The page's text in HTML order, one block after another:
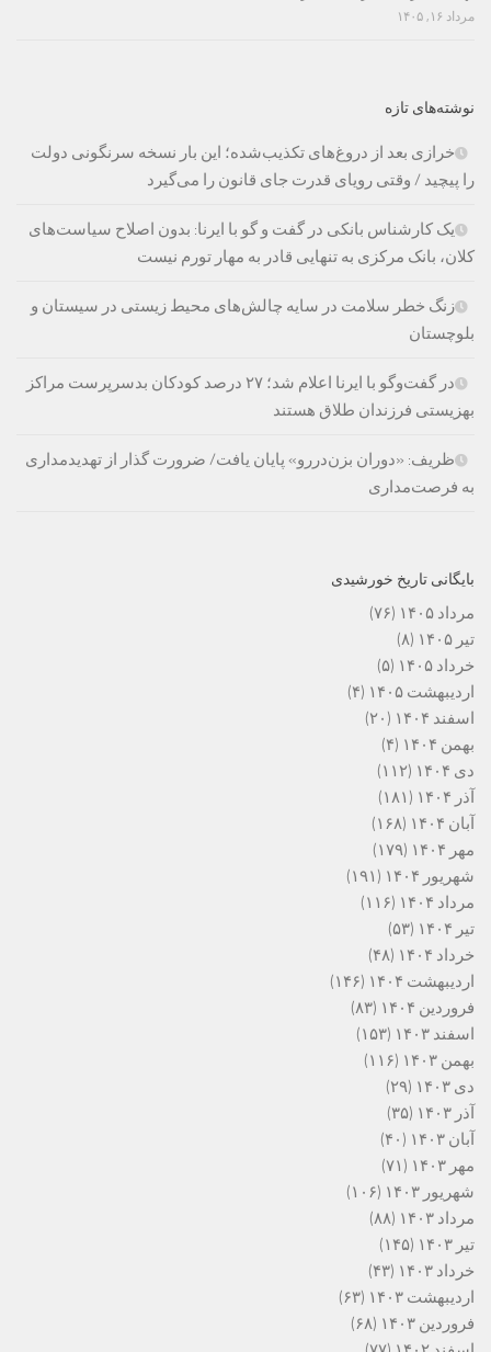
مرداد ۱۶, ۱۴۰۵
نوشته‌های تازه
خرازی بعد از دروغ‌های تکذیب‌شده؛ این بار نسخه سرنگونی دولت
را پیچید / وقتی رویای قدرت جای قانون را می‌گیرد
یک کارشناس بانکی در گفت و گو با ایرنا: بدون اصلاح سیاست‌های
کلان، بانک مرکزی به تنهایی قادر به مهار تورم نیست
زنگ خطر سلامت در سایه چالش‌های محیط زیستی در سیستان و
بلوچستان
در گفت‌وگو با ایرنا اعلام شد؛ ۲۷ درصد کودکان بدسرپرست مراکز
بهزیستی فرزندان طلاق هستند
ظریف: «دوران بزن‌دررو» پایان یافت/ ضرورت گذار از تهدیدمداری
به فرصت‌مداری
بایگانی تاریخ خورشیدی
مرداد ۱۴۰۵
(۷۶)
تیر ۱۴۰۵
(۸)
خرداد ۱۴۰۵
(۵)
اردیبهشت ۱۴۰۵
(۴)
اسفند ۱۴۰۴
(۲۰)
بهمن ۱۴۰۴
(۴)
دی ۱۴۰۴
(۱۱۲)
آذر ۱۴۰۴
(۱۸۱)
آبان ۱۴۰۴
(۱۶۸)
مهر ۱۴۰۴
(۱۷۹)
شهریور ۱۴۰۴
(۱۹۱)
مرداد ۱۴۰۴
(۱۱۶)
تیر ۱۴۰۴
(۵۳)
خرداد ۱۴۰۴
(۴۸)
اردیبهشت ۱۴۰۴
(۱۴۶)
فروردین ۱۴۰۴
(۸۳)
اسفند ۱۴۰۳
(۱۵۳)
بهمن ۱۴۰۳
(۱۱۶)
دی ۱۴۰۳
(۲۹)
آذر ۱۴۰۳
(۳۵)
آبان ۱۴۰۳
(۴۰)
مهر ۱۴۰۳
(۷۱)
شهریور ۱۴۰۳
(۱۰۶)
مرداد ۱۴۰۳
(۸۸)
تیر ۱۴۰۳
(۱۴۵)
خرداد ۱۴۰۳
(۴۳)
اردیبهشت ۱۴۰۳
(۶۳)
فروردین ۱۴۰۳
(۶۸)